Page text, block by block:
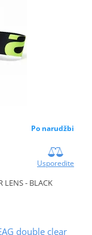
Po narudžbi
Usporedite
LENS - BLACK
double clear